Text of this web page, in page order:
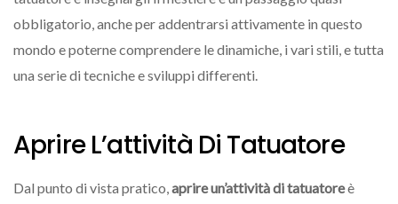
obbligatorio, anche per addentrarsi attivamente in questo
mondo e poterne comprendere le dinamiche, i vari stili, e tutta
una serie di tecniche e sviluppi differenti.
Aprire L’attività Di Tatuatore
Dal punto di vista pratico,aprire un’attività di tatuatoreè